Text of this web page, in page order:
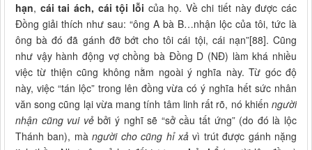
hạn, cái tai ách, cái tội lỗi của họ. Về chi tiết này được các
Đồng giải thích như sau: “ông A bà B…nhận lộc của tôi, tức là
ông bà đó đã gánh đỡ bớt cho tôi cái tội, cái nạn”[88]. Cũng
như vậy hành động vợ chồng bà Đồng D (NĐ) làm khá nhiều
việc từ thiện cũng không nằm ngoài ý nghĩa này. Từ góc độ
này, việc “tán lộc” trong lên đồng vừa có ý nghĩa hết sức nhân
văn song cũng lại vừa mang tính tâm linh rất rõ, nó khiến người
nhận cũng vui vẻbởi ý nghĩ sẽ “sở cầu tất ứng” (do đó là lộc
Thánh ban), màngười cho cũng hỉ xảvì trút được gánh nặng